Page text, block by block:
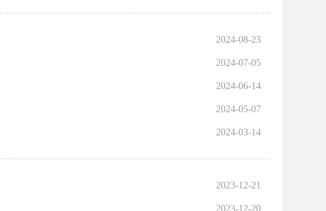
2024-08-23
2024-07-05
2024-06-14
2024-05-07
2024-03-14
2023-12-21
2023-12-20